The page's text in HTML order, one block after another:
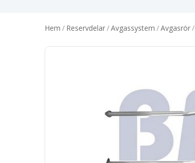
Hem / Reservdelar/Avgassystem /Avgasrör/